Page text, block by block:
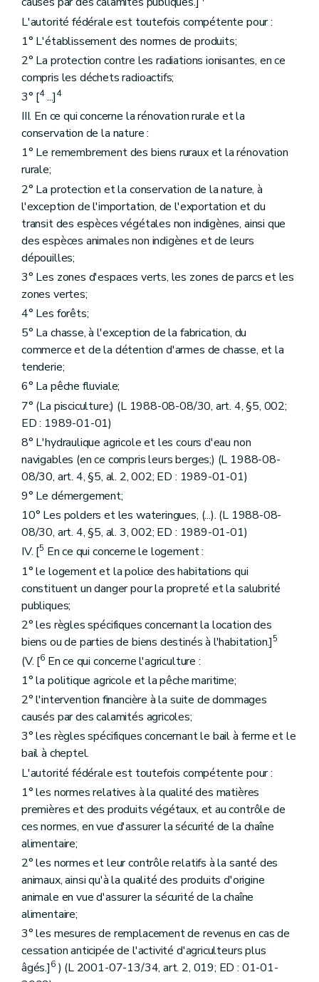
L'autorité fédérale est toutefois compétente pour :
1° L'établissement des normes de produits;
2° La protection contre les radiations ionisantes, en ce
compris les déchets radioactifs;
3° [4...]4
III. En ce qui concerne la rénovation rurale et la
conservation de la nature :
1° Le remembrement des biens ruraux et la rénovation
rurale;
2° La protection et la conservation de la nature, à
l'exception de l'importation, de l'exportation et du
transit des espèces végétales non indigènes, ainsi que
des espèces animales non indigènes et de leurs
dépouilles;
3° Les zones d'espaces verts, les zones de parcs et les
zones vertes;
4° Les forêts;
5° La chasse, à l'exception de la fabrication, du
commerce et de la détention d'armes de chasse, et la
tenderie;
6° La pêche fluviale;
7° (La pisciculture;) (L 1988-08-08/30, art. 4, §5, 002;
ED : 1989-01-01)
8° L'hydraulique agricole et les cours d'eau non
navigables (en ce compris leurs berges;) (L 1988-08-
08/30, art. 4, §5, al. 2, 002; ED : 1989-01-01)
9° Le démergement;
10° Les polders et les wateringues, (...). (L 1988-08-
08/30, art. 4, §5, al. 3, 002; ED : 1989-01-01)
IV. [5 En ce qui concerne le logement :
1° le logement et la police des habitations qui
constituent un danger pour la propreté et la salubrité
publiques;
2° les règles spécifiques concernant la location des
biens ou de parties de biens destinés à l'habitation.]5
(V. [6En ce qui concerne l'agriculture :
1° la politique agricole et la pêche maritime;
2° l'intervention financière à la suite de dommages
causés par des calamités agricoles;
3° les règles spécifiques concernant le bail à ferme et le
bail à cheptel.
L'autorité fédérale est toutefois compétente pour :
1° les normes relatives à la qualité des matières
premières et des produits végétaux, et au contrôle de
ces normes, en vue d'assurer la sécurité de la chaîne
alimentaire;
2° les normes et leur contrôle relatifs à la santé des
animaux, ainsi qu'à la qualité des produits d'origine
animale en vue d'assurer la sécurité de la chaîne
alimentaire;
3° les mesures de remplacement de revenus en cas de
cessation anticipée de l'activité d'agriculteurs plus
âgés.]6) (L 2001-07-13/34, art. 2, 019; ED : 01-01-